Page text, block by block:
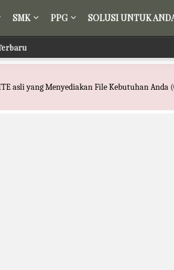
SMK PPG SOLUSI UNTUK
Terbaru
asli yang Menyediakan File Kebutuhan Anda